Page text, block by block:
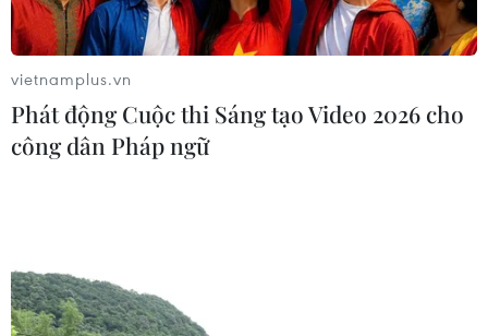
đỡ được người dân.
vietnamplus.vn
Phát động Cuộc thi Sáng tạo Video 2026 cho
công dân Pháp ngữ